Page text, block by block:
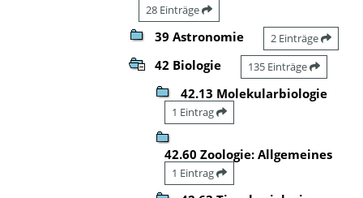
28 Einträge
39 Astronomie 2 Einträge
42 Biologie 135 Einträge
42.13 Molekularbiologie
1 Eintrag
42.60 Zoologie: Allgemeines
1 Eintrag